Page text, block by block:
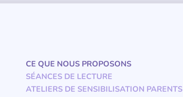
CE QUE NOUS PROPOSONS
SÉANCES DE LECTURE
ATELIERS DE SENSIBILISATION PARENTS